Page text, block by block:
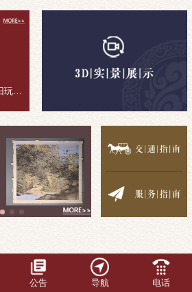
《忆童·拾趣——笔刨与怀旧玩具收藏展》展览回顾
公告 导航 电话